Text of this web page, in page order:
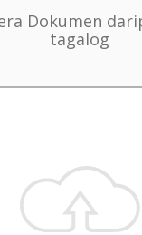
Dokumen
tagalog